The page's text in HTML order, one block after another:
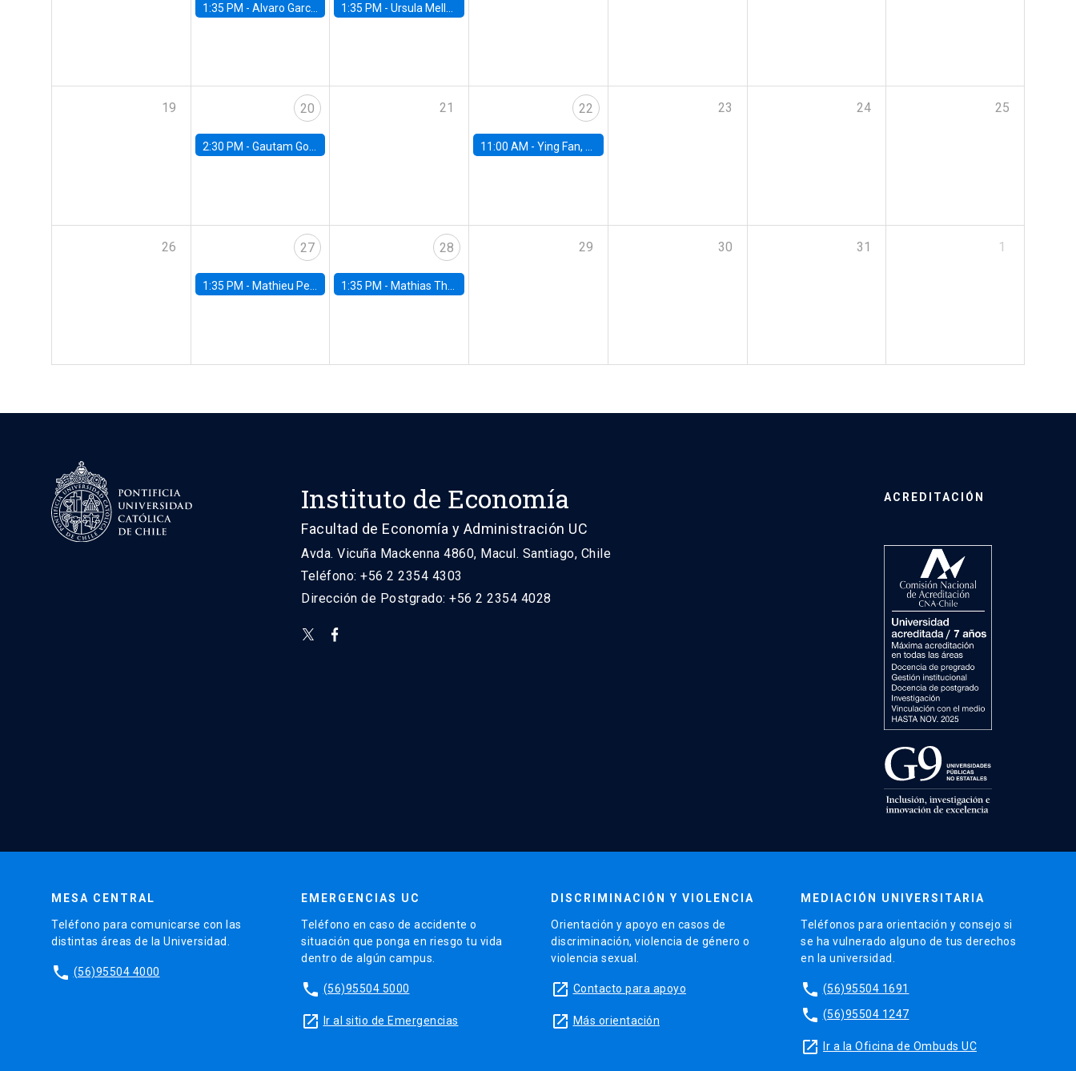
1:35 PM - Alvaro Garcia-Marin, Universidad de Los Andes 1:35 PM -Ursula Mello, Insper - Institute of Education and Research
19 20
2:30 PM - Gautam Gowrisankaran, Columbia University
21 22
11:00 AM -Ying Fan, University of Michigan
23 24 25
26 27
1:35 PM - Mathieu Pedemonte, IDB
28
1:35 PM - Mathias Thoenig, University of Lausanne
29 30 31 1
Instituto de Economía
Facultad de Economía y Administración UC
Avda. Vicuña Mackenna 4860, Macul. Santiago, Chile
Teléfono: +56 2 2354 4303
Dirección de Postgrado: +56 2 2354 4028
ACREDITACIÓN
MESA CENTRAL
Teléfono para comunicarse con las
distintas áreas de la Universidad.
phone (56)95504 4000
EMERGENCIAS UC
Teléfono en caso de accidente o
situación que ponga en riesgo tu vida
dentro de algún campus.
phone (56)95504 5000
launch Ir al sitio de Emergencias
DISCRIMINACIÓN Y VIOLENCIA
Orientación y apoyo en casos de
discriminación, violencia de género o
violencia sexual.
launch Contacto para apoyo
launch Más orientación
MEDIACIÓN UNIVERSITARIA
Teléfonos para orientación y consejo si
se ha vulnerado alguno de tus derechos
en la universidad.
phone (56)95504 1691
phone (56)95504 1247
launch Ir a la Oficina de Ombuds UC